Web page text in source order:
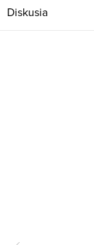
Diskusia